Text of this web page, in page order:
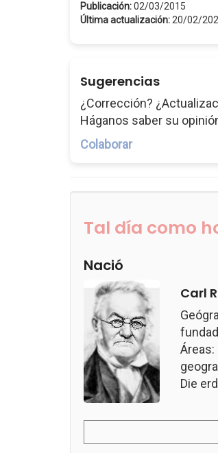
Publicación:02/03/2015
Última actualización: 20/02/
Sugerencias
¿Corrección?
Háganos saber su
Colaborar
Tal día como
Nació
Carl
Die